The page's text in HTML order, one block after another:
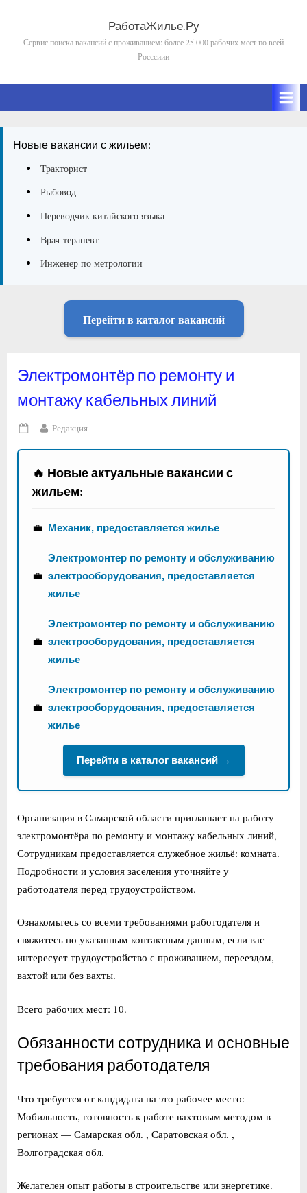
content
РаботаЖилье.Ру
Сервис поиска вакансий с проживанием: более 25 000 рабочих мест по всей
Росссиии
Новые вакансии с жильем:
Тракторист
Рыбовод
Переводчик китайского языка
Врач-терапевт
Инженер по метрологии
Перейти в каталог вакансий
Электромонтёр по ремонту и
монтажу кабельных линий
Posted
on
By
Редакция
🔥 Новые актуальные вакансии с
жильем:
💼 Механик, предоставляется жилье
💼
Электромонтер по ремонту и обслуживанию
электрооборудования, предоставляется
жилье
💼
Электромонтер по ремонту и обслуживанию
электрооборудования, предоставляется
жилье
💼
Электромонтер по ремонту и обслуживанию
электрооборудования, предоставляется
жилье
Перейти в каталог вакансий →
Организация в Самарской области приглашает на работу
электромонтёра по ремонту и монтажу кабельных линий,
Сотрудникам предоставляется служебное жильё: комната.
Подробности и условия заселения уточняйте у
работодателя перед трудоустройством.
Ознакомьтесь со всеми требованиями работодателя и
свяжитесь по указанным контактным данным, если вас
интересует трудоустройство с проживанием, переездом,
вахтой или без вахты.
Всего рабочих мест: 10.
Обязанности сотрудника и основные
требования работодателя
Что требуется от кандидата на это рабочее место:
Мобильность, готовность к работе вахтовым методом в
регионах — Самарская обл. , Саратовская обл. ,
Волгоградская обл.
Желателен опыт работы в строительстве или энергетике.